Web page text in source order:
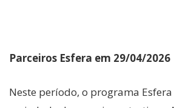
Parceiros Esfera em 29/04/2026
Neste período, o programa